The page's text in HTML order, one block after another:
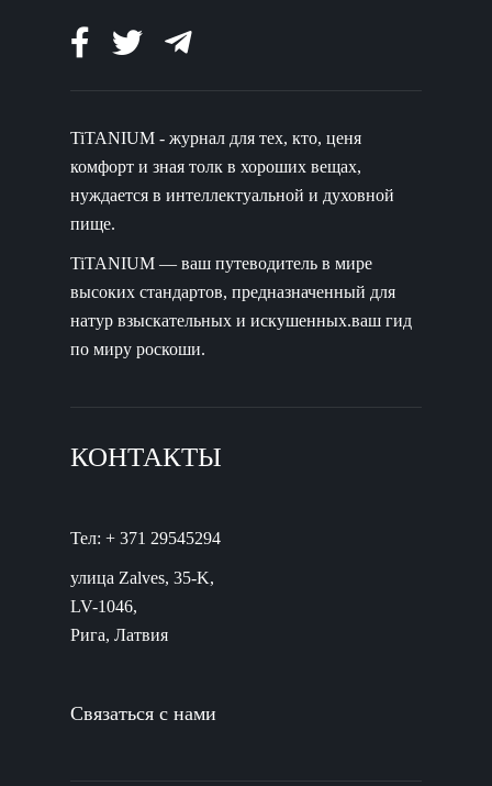
TiTANIUM - журнал для тех, кто, ценя
комфорт и зная толк в хороших вещах,
нуждается в интеллектуальной и духовной
пище.
TiTANIUM — ваш путеводитель в мире
высоких стандартов, предназначенный для
натур взыскательных и искушенных.ваш гид
по миру роскоши.
КОНТАКТЫ
Тел: + 371 29545294
улица Zalves, 35-K,
LV-1046,
Рига, Латвия
Связаться с нами